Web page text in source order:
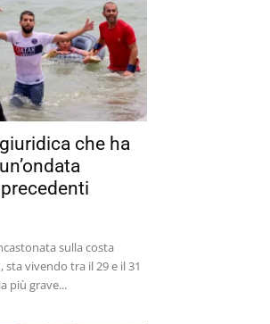
che ha
sulla costa
vivendo tra il 29 e il 31
più grave...